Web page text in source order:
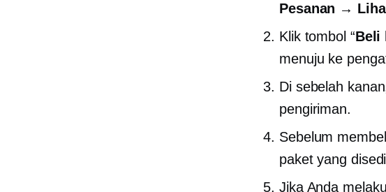
Pesanan →
Klik tombol “Beli
menuju ke
Di sebelah
pengiriman.
Sebelum
paket yang
Jika Anda